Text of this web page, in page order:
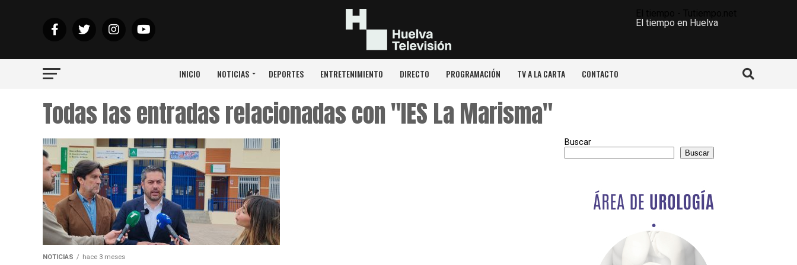
El tiempo en Huelva
INICIO NOTICIAS DEPORTES ENTRETENIMIENTO DIRECTO PROGRAMACIÓN TV A LA CARTA CONTACTO
Todas las entradas relacionadas con "IES La Marisma"
NOTICIAS hace 3 meses
Buscar
Buscar